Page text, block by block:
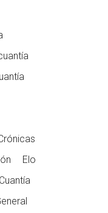
Elo